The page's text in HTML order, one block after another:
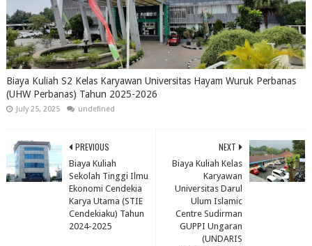
Biaya Kuliah S2 Kelas Karyawan Universitas Hayam Wuruk Perbanas
(UHW Perbanas) Tahun 2025-2026
July 25, 2025 undefined
NEXT
Biaya Kuliah Kelas
Karyawan
Universitas Darul
Ulum Islamic
Centre Sudirman
GUPPI Ungaran
(UNDARIS
PREVIOUS
Biaya Kuliah
Sekolah Tinggi Ilmu
Ekonomi Cendekia
Karya Utama (STIE
Cendekiaku) Tahun
2024-2025